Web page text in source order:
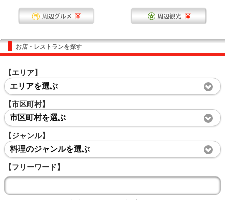
お店・レストランを探す
【エリア】
エリアを選ぶ
【市区町村】
市区町村を選ぶ
【ジャンル】
料理のジャンルを選ぶ
【フリーワード】